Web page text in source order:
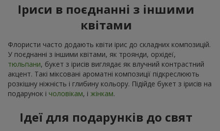
Іриси в поєднанні з іншими
квітами
Флористи часто додають квіти ірис до складних композицій.
У поєднанні з іншими квітами, як троянди, орхідеї,
тюльпани, букет з ірисів виглядає як влучний контрастний
акцент. Такі міксовані ароматні композиції підкреслюють
розкішну ніжність і глибину кольору. Підійде букет з ірисів на
подарунок і чоловікам, і жінкам.
Ідеї для подарунків до свят